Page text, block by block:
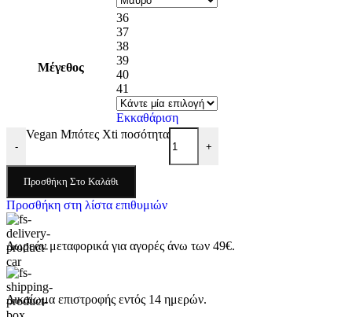
Μέγεθος
36
37
38
39
40
41
Εκκαθάριση
-
Vegan Μπότες Xti ποσότητα
+
Προσθήκη Στο Καλάθι
Προσθήκη στη λίστα επιθυμιών
Δωρεάν μεταφορικά για αγορές άνω των 49€.
Δικαίωμα επιστροφής εντός 14 ημερών.